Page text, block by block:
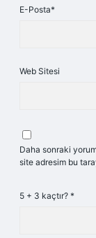
E-Posta*
Web Sitesi
Daha sonraki
site adresim bu
5 + 3 kaçtır? *